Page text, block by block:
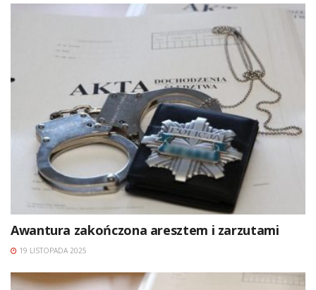
Awantura zakończona aresztem i zarzutami
19 LISTOPADA 2025